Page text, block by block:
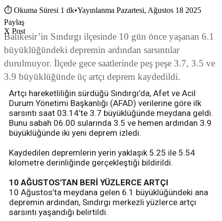
⏱ Okuma Süresi 1 dk•Yayınlanma Pazartesi, Ağustos 18 2025
Paylaş
X Post
Balıkesir’in Sındırgı ilçesinde 10 gün önce yaşanan 6.1
büyüklüğündeki depremin ardından sarsıntılar
durulmuyor. İlçede gece saatlerinde peş peşe 3.7, 3.5 ve
3.9 büyüklüğünde üç artçı deprem kaydedildi.
Artçı hareketliliğin sürdüğü Sındırgı’da, Afet ve Acil
Durum Yönetimi Başkanlığı (AFAD) verilerine göre ilk
sarsıntı saat 03.14’te 3.7 büyüklüğünde meydana geldi.
Bunu sabah 06.00 sularında 3.5 ve hemen ardından 3.9
büyüklüğünde iki yeni deprem izledi.
Kaydedilen depremlerin yerin yaklaşık 5.25 ile 5.54
kilometre derinliğinde gerçekleştiği bildirildi.
10 AĞUSTOS'TAN BERİ YÜZLERCE ARTÇI
10 Ağustos’ta meydana gelen 6.1 büyüklüğündeki ana
depremin ardından, Sındırgı merkezli yüzlerce artçı
sarsıntı yaşandığı belirtildi.